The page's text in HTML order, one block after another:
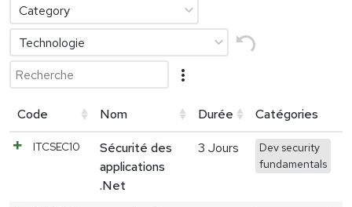
more_vert
Code Nom Durée Catégories
ITCSEC10
Sécurité des
applications
.Net
3 Jours
Dev security
fundamentals